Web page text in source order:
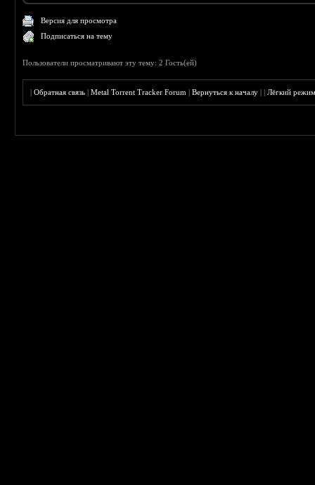
Версия для просмотра
Подписаться на тему
Пользователи просматривают эту тему: 2 Гость(ей)
|Обратная связь |Metal Torrent Tracker Forum |Вернуться к началу ||Лёгкий